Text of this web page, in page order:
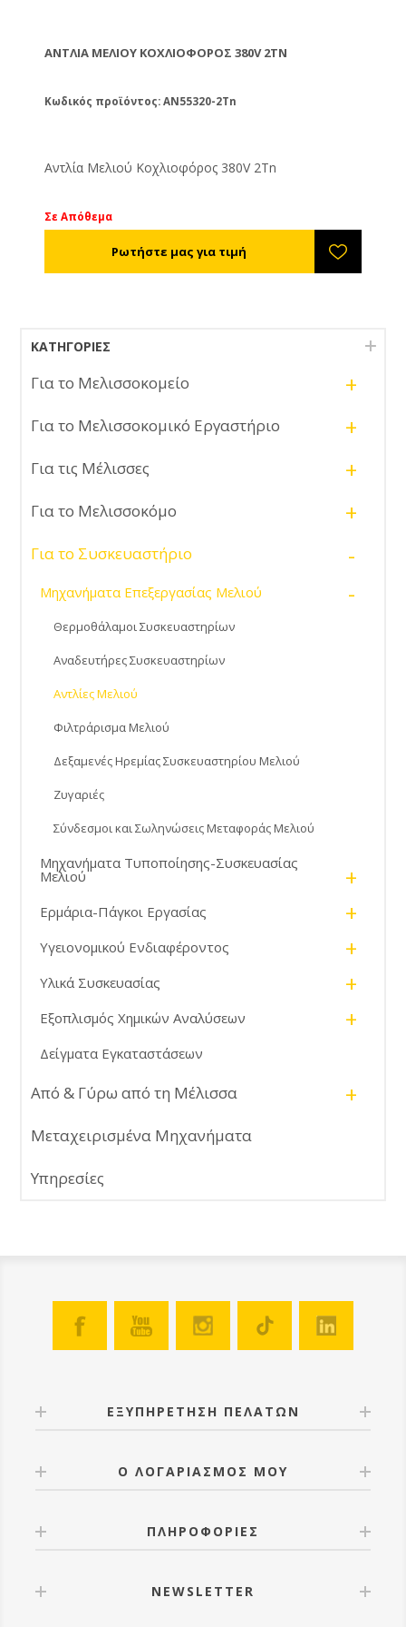
ΑΝΤΛΊΑ ΜΕΛΙΟΎ ΚΟΧΛΙΟΦΌΡΟΣ 380V 2TN
Κωδικός προϊόντος: AN55320-2Tn
Αντλία Μελιού Κοχλιοφόρος 380V 2Tn
Σε Απόθεμα
ΚΑΤΗΓΟΡΊΕΣ
Για το Μελισσοκομείο +
Για το Μελισσοκομικό Εργαστήριο +
Για τις Μέλισσες +
Για το Μελισσοκόμο +
Για το Συσκευαστήριο -
Μηχανήματα Επεξεργασίας Μελιού -
Θερμοθάλαμοι Συσκευαστηρίων
Αναδευτήρες Συσκευαστηρίων
Αντλίες Μελιού
Φιλτράρισμα Μελιού
Δεξαμενές Ηρεμίας Συσκευαστηρίου Μελιού
Ζυγαριές
Σύνδεσμοι και Σωληνώσεις Μεταφοράς Μελιού
Μηχανήματα Τυποποίησης-Συσκευασίας
Μελιού +
Ερμάρια-Πάγκοι Εργασίας +
Υγειονομικού Ενδιαφέροντος +
Υλικά Συσκευασίας +
Εξοπλισμός Χημικών Αναλύσεων +
Δείγματα Εγκαταστάσεων
Από & Γύρω από τη Μέλισσα +
Μεταχειρισμένα Μηχανήματα
Υπηρεσίες
ΕΞΥΠΗΡΕΤΗΣΗ ΠΕΛΑΤΩΝ
Ο ΛΟΓΑΡΙΑΣΜΟΣ ΜΟΥ
ΠΛΗΡΟΦΟΡΙΕΣ
NEWSLETTER